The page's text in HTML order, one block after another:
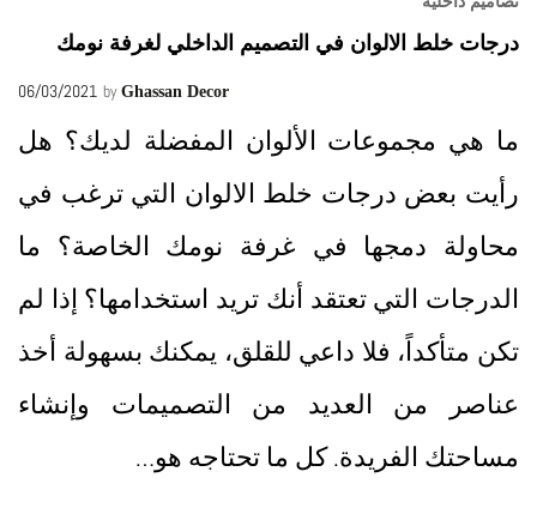
درجات خلط الالوان في التصميم الداخلي لغرفة نومك
06/03/2021 by Ghassan Decor
ما هي مجموعات الألوان المفضلة لديك؟ هل
رأيت بعض درجات خلط الالوان التي ترغب في
محاولة دمجها في غرفة نومك الخاصة؟ ما
الدرجات التي تعتقد أنك تريد استخدامها؟ إذا لم
تكن متأكداً، فلا داعي للقلق، يمكنك بسهولة أخذ
عناصر من العديد من التصميمات وإنشاء
مساحتك الفريدة. كل ما تحتاجه هو…